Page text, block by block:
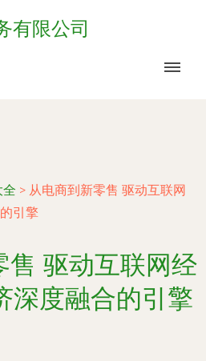
有限公司
全 > 从电商到新零售 驱动互联网
引擎
售 驱动互联网经
深度融合的引擎